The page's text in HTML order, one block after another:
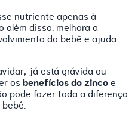
nutriente apenas à
além disso: melhora a
do bebê e ajuda
já está grávida ou
osbenefícios do zincoe
pode fazer toda a diferença